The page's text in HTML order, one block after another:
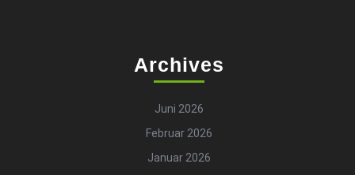
Archives
Juni 2026
Februar 2026
Januar 2026